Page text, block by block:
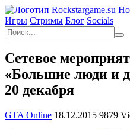
Игры Cтримы Блог Socials
Сетевое
«Большие люди и
20 декабря
GTA Online 18.12.2015 9879